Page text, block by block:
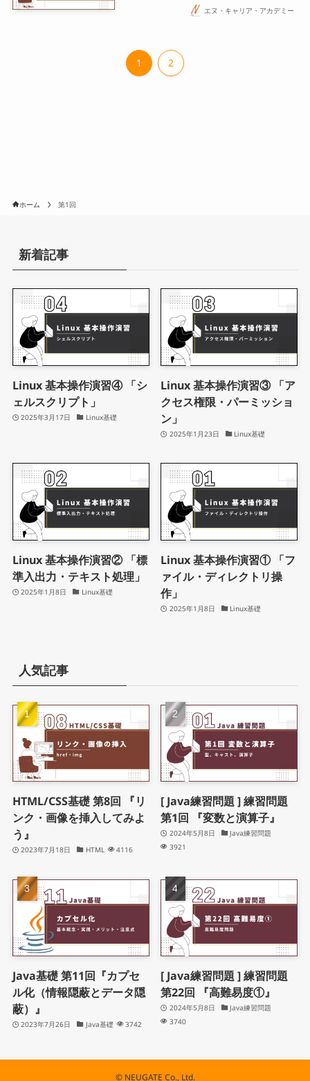
エヌ・キャリア・アカデミー
1 2
ホーム 第1回
新着記事
Linux 基本操作演習④ 「シ
ェルスクリプト」
2025年3月17日 Linux基礎
Linux 基本操作演習③ 「ア
クセス権限・パーミッショ
ン」
2025年1月23日 Linux基礎
Linux 基本操作演習② 「標
準入出力・テキスト処理」
2025年1月8日 Linux基礎
Linux 基本操作演習① 「フ
ァイル・ディレクトリ操
作」
2025年1月8日 Linux基礎
人気記事
HTML/CSS基礎 第8回 『リ
ンク・画像を挿入してみよ
う』
2023年7月18日 HTML 4116
[ Java練習問題 ] 練習問題
第1回 『変数と演算子』
2024年5月8日
Java練習問題
3921
Java基礎 第11回『カプセ
ル化（情報隠蔽とデータ隠
蔽）』
2023年7月26日 Java基礎 3742
[ Java練習問題 ] 練習問題
第22回 『高難易度①』
2024年5月8日
Java練習問題
3740
©NEUGATE Co., Ltd.